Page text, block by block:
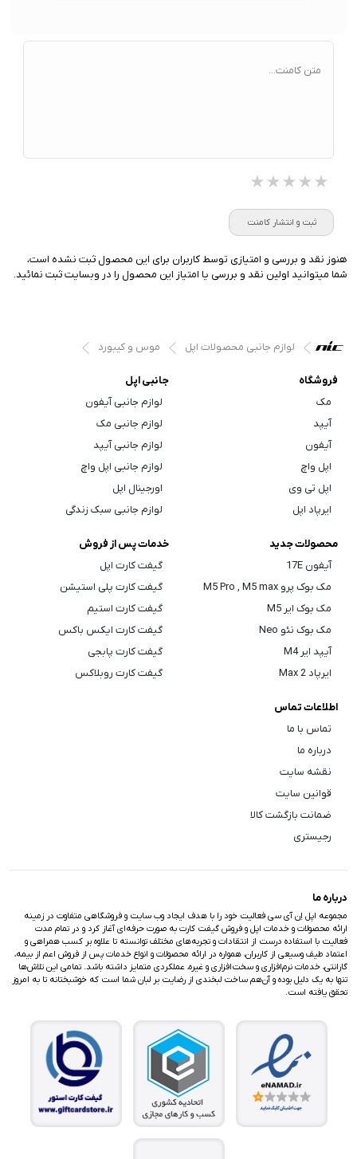
متن کامنت...
★★★★★
★★★★★
★★★★★
ثبت و انتشار کامنت
هنوز نقد و بررسی و امتیازی توسط کاربران برای این محصول ثبت نشده است،
شما میتوانید اولین نقد و بررسی یا امتیاز این محصول را در وبسایت ثبت نمائید.
لوازم جانبی محصولات اپل موس و کیبورد
فروشگاه
مک
آیپد
آیفون
اپل واچ
اپل تی وی
ایرپاد اپل
جانبی اپل
لوازم جانبی آیفون
لوازم جانبی مک
لوازم جانبی آیپد
لوازم جانبی اپل واچ
اورجینال اپل
لوازم جانبی سبک زندگی
محصولات جدید
آیفون 17E
مک بوک پرو M5 Pro , M5 max
مک بوک ایر M5
مک بوک نئو Neo
آیپد ایر M4
ایرپاد Max 2
خدمات پس از فروش
گیفت کارت اپل
گیفت کارت پلی استیشن
گیفت کارت استیم
گیفت کارت ایکس باکس
گیفت کارت پابجی
گیفت کارت روبلاکس
اطلاعات تماس
تماس با ما
درباره ما
نقشه سایت
قوانین سایت
ضمانت بازگشت کالا
رجیستری
درباره ما
مجموعه اپل اِن آی سی فعالیت خود را با هدف ایجاد وب سایت و فروشگاهی متفاوت در زمینه
ارائه محصولات و خدمات اپل و فروش گیفت کارت به صورت حرفه‌ای آغاز کرد و در تمام مدت
فعالیت با استفاده درست از انتقادات و تجربه‌های مختلف توانسته تا علاوه بر کسب همراهی و
اعتماد طیف وسیعی از کاربران، همواره در ارائه محصولات و انواع خدمات پس از فروش اعم از بیمه،
گارانتی، خدمات نرم‌افزاری و سخت‌افزاری و غیره، عملکردی متمایز داشته باشد. تمامی این تلاش‌ها
تنها به یک دلیل بوده و آن‌هم ساخت لبخندی از رضایت بر لبان شما است که خوشبختانه تا به امروز
تحقق یافته است.